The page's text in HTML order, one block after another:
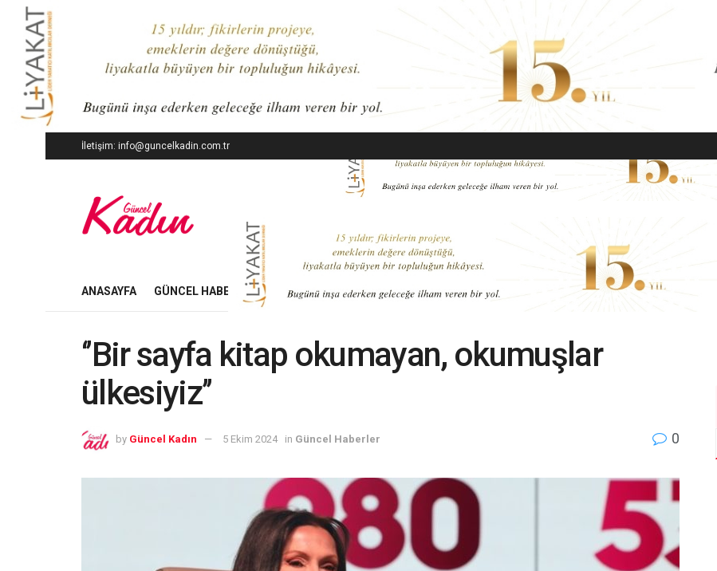
İletişim: info@guncelkadin.com.tr
ANASAYFA GÜNCEL HABERLER İŞ DÜNYASI EKONOMI MODA GÜZELLIK YAŞAM SANAT
‘’Bir sayfa kitap okumayan, okumuşlar
ülkesiyiz’’
by Güncel Kadın 5 Ekim 2024 in Güncel Haberler 0